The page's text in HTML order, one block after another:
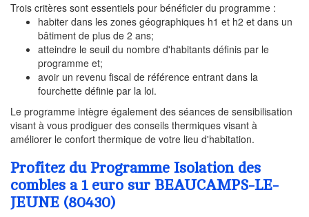
Trois critères sont essentiels pour bénéficier du programme :
habiter dans les zones géographiques h1 et h2 et dans un
bâtiment de plus de 2 ans;
atteindre le seuil du nombre d'habitants définis par le
programme et;
avoir un revenu fiscal de référence entrant dans la
fourchette définie par la loi.
Le programme intègre également des séances de sensibilisation
visant à vous prodiguer des conseils thermiques visant à
améliorer le confort thermique de votre lieu d'habitation.
Profitez du Programme Isolation des
combles a 1 euro sur BEAUCAMPS-LE-
JEUNE (80430)